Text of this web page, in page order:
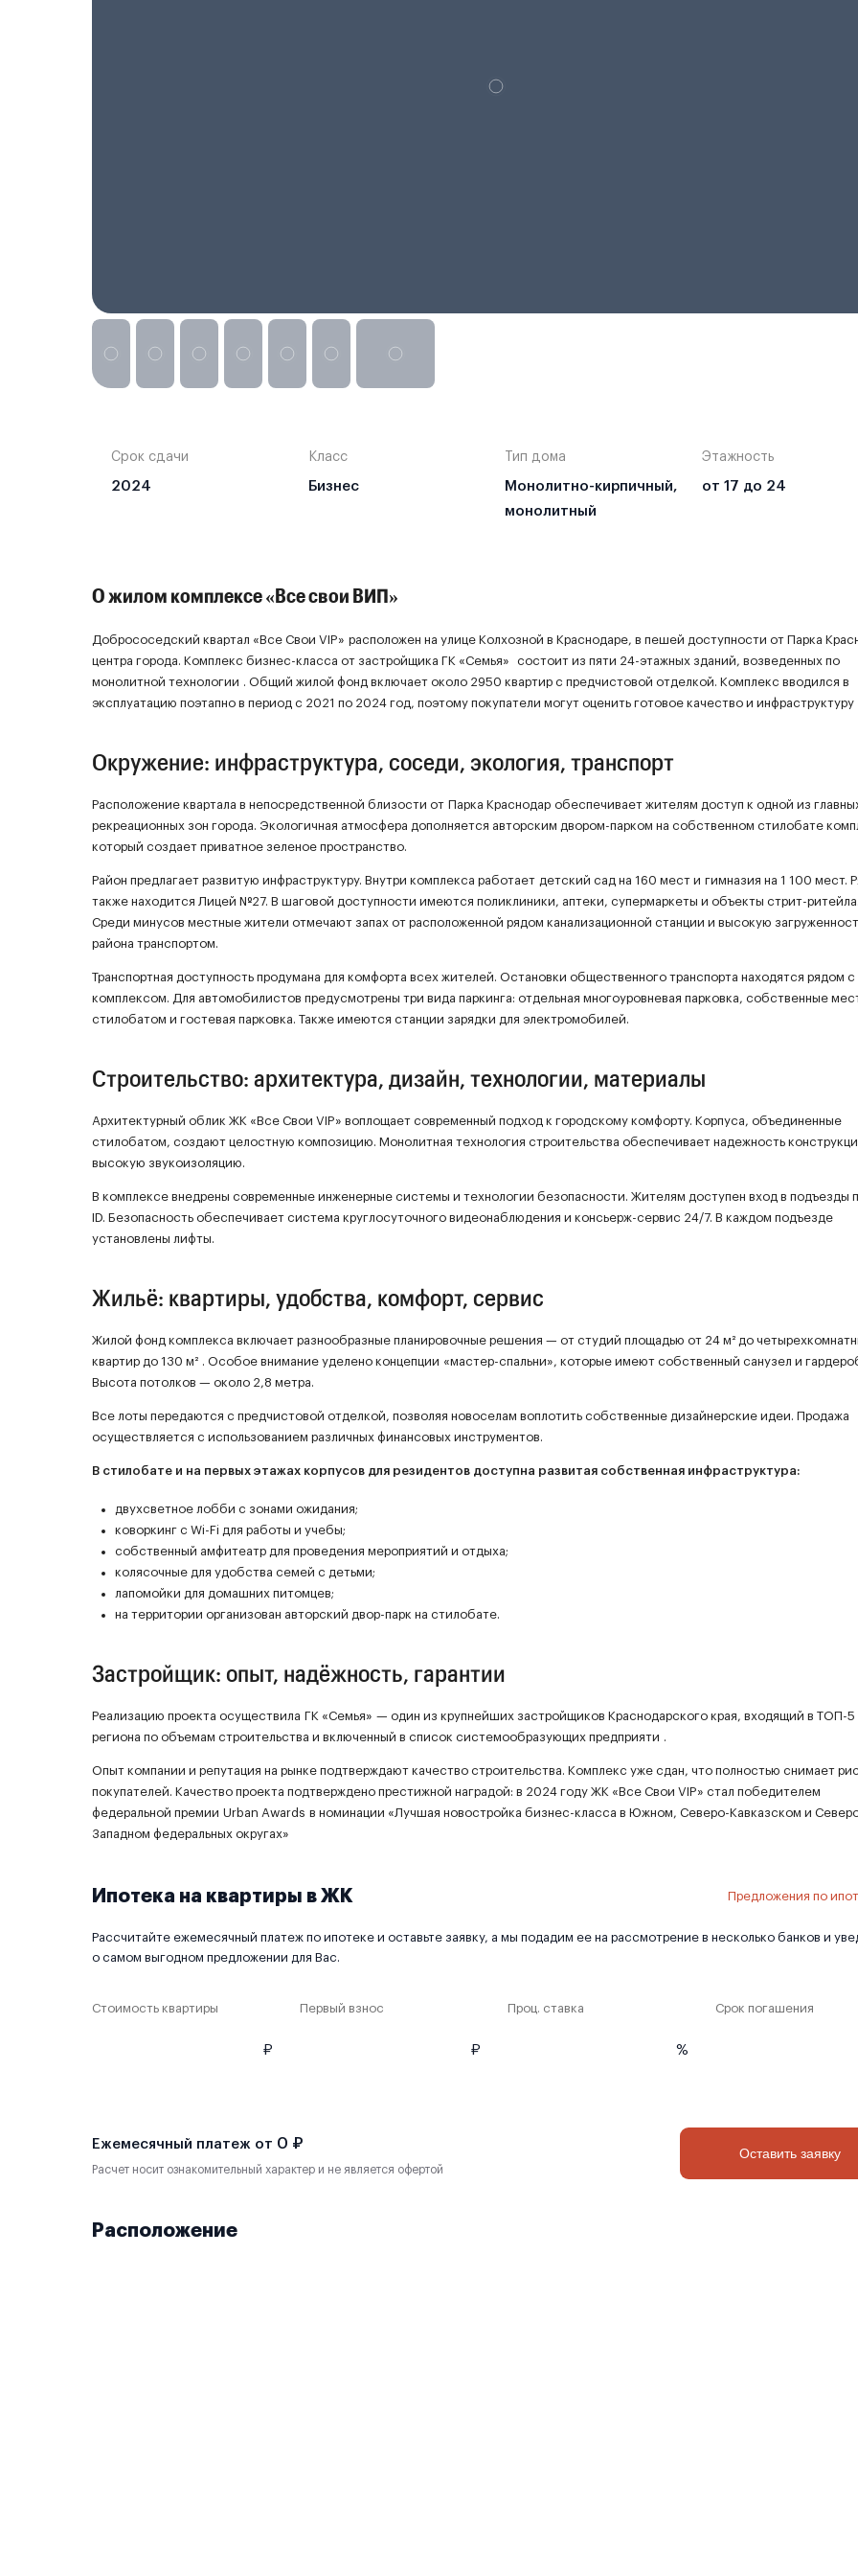
Срок сдачи
2024
Класс
Бизнес
Тип дома
Монолитно-кирпичный,
монолитный
Этажность
от 17 до 24
О жилом комплексе «Все свои ВИП»
Добрососедский квартал «Все Свои VIP» расположен на улице Колхозной в Краснодаре, в пешей доступности от Парка
центра города. Комплекс бизнес-класса от застройщика ГК «Семья» состоит из пяти 24-этажных зданий, возведенных по
монолитной технологии . Общий жилой фонд включает около 2950 квартир с предчистовой отделкой. Комплекс вводился в
эксплуатацию поэтапно в период с 2021 по 2024 год, поэтому покупатели могут оценить готовое качество и инфраструктуру
Окружение: инфраструктура, соседи, экология, транспорт
Расположение квартала в непосредственной близости от Парка Краснодар обеспечивает жителям доступ к одной из
рекреационных зон города. Экологичная атмосфера дополняется авторским двором-парком на собственном стилобате
который создает приватное зеленое пространство.
Район предлагает развитую инфраструктуру. Внутри комплекса работает детский сад на 160 мест и гимназия на 1 100 мест.
также находится Лицей №27. В шаговой доступности имеются поликлиники, аптеки, супермаркеты и объекты стрит-ритейла.
Среди минусов местные жители отмечают запах от расположенной рядом канализационной станции и высокую
района транспортом.
Транспортная доступность продумана для комфорта всех жителей. Остановки общественного транспорта находятся рядом с
комплексом. Для автомобилистов предусмотрены три вида паркинга: отдельная многоуровневая парковка, собственные
стилобатом и гостевая парковка. Также имеются станции зарядки для электромобилей.
Строительство: архитектура, дизайн, технологии, материалы
Архитектурный облик ЖК «Все Свои VIP» воплощает современный подход к городскому комфорту. Корпуса, объединенные
стилобатом, создают целостную композицию. Монолитная технология строительства обеспечивает надежность
высокую звукоизоляцию.
В комплексе внедрены современные инженерные системы и технологии безопасности. Жителям доступен вход в подъезды
ID. Безопасность обеспечивает система круглосуточного видеонаблюдения и консьерж-сервис 24/7. В каждом подъезде
установлены лифты.
Жильё: квартиры, удобства, комфорт, сервис
Жилой фонд комплекса включает разнообразные планировочные решения — от студий площадью от 24 м² до
квартир до 130 м² . Особое внимание уделено концепции «мастер-спальни», которые имеют собственный санузел и
Высота потолков — около 2,8 метра.
Все лоты передаются с предчистовой отделкой, позволяя новоселам воплотить собственные дизайнерские идеи. Продажа
осуществляется с использованием различных финансовых инструментов.
В стилобате и на первых этажах корпусов для резидентов доступна развитая собственная инфраструктура:
двухсветное лобби с зонами ожидания;
коворкинг с Wi-Fi для работы и учебы;
собственный амфитеатр для проведения мероприятий и отдыха;
колясочные для удобства семей с детьми;
лапомойки для домашних питомцев;
на территории организован авторский двор-парк на стилобате.
Застройщик: опыт, надёжность, гарантии
Реализацию проекта осуществила ГК «Семья» — один из крупнейших застройщиков Краснодарского края, входящий в ТОП-5
региона по объемам строительства и включенный в список системообразующих предприяти .
Опыт компании и репутация на рынке подтверждают качество строительства. Комплекс уже сдан, что полностью снимает
покупателей. Качество проекта подтверждено престижной наградой: в 2024 году ЖК «Все Свои VIP» стал победителем
федеральной премии Urban Awards в номинации «Лучшая новостройка бизнес-класса в Южном, Северо-Кавказском и
Западном федеральных округах»
Ипотека на квартиры в ЖК Предложения по
Рассчитайте ежемесячный платеж по ипотеке и оставьте заявку, а мы подадим ее на рассмотрение в несколько банков и
о самом выгодном предложении для Вас.
Стоимость квартиры
₽
Первый взнос
₽
Проц. ставка
%
Срок погашения
Ежемесячный платеж от 0 ₽
Расчет носит ознакомительный характер и не является офертой
Оставить заявку
Расположение